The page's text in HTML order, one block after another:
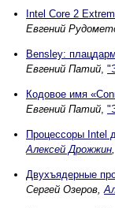
Intel Core 2
Евгений
Bensley:
Евгений Патий,
Кодовое имя
Евгений Патий,
Процессоры Intel
Алексей Дрожжин
Двухъядерные
Сергей Озеров,